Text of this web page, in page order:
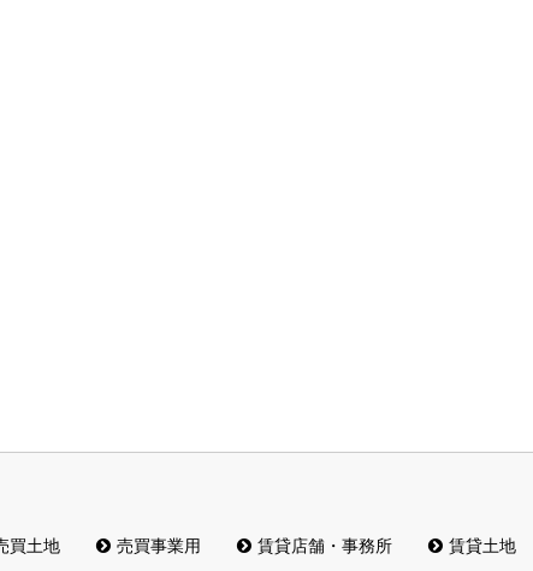
買土地 売買事業用 賃貸店舗・事務所 賃貸土地